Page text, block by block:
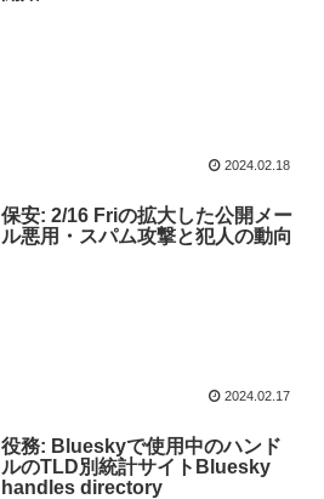
2024.02.18
保安: 2/16 Friの拡大した公開メー
ル悪用・スパム攻撃と犯人の動向
2024.02.17
役務: Blueskyで使用中のハンド
ルのTLD別統計サイトBluesky
handles directory